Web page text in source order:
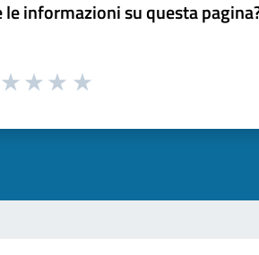
informazioni su questa